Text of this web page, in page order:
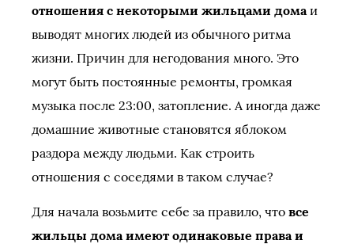
отношения с некоторыми жильцами домаи
выводят многих людей из обычного ритма
жизни. Причин для негодования много. Это
могут быть постоянные ремонты, громкая
музыка после 23:00, затопление. А иногда даже
домашние животные становятся яблоком
раздора между людьми. Как строить
отношения с соседями в таком случае?
Для начала возьмите себе за правило, что все
жильцы дома имеют одинаковые права и